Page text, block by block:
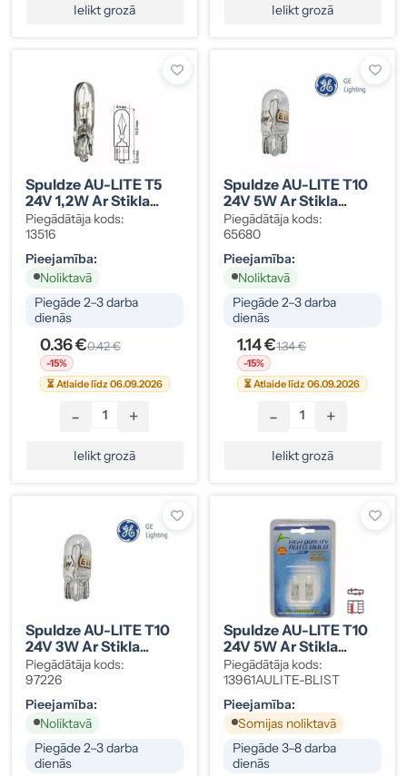
Ielikt grozā Ielikt grozā
Spuldze AU-LITE T5
24V 1,2W Ar Stikla
Cokolu
Piegādātāja kods:
13516
Pieejamība:
Noliktavā
Piegāde 2–3 darba
dienās
0.36 €0.42 €
-15%
⏳ Atlaide līdz 06.09.2026
- +
Ielikt grozā
Spuldze AU-LITE T10
24V 5W Ar Stikla
Cokolu
Piegādātāja kods:
65680
Pieejamība:
Noliktavā
Piegāde 2–3 darba
dienās
1.14 €1.34 €
-15%
⏳ Atlaide līdz 06.09.2026
- +
Ielikt grozā
Spuldze AU-LITE T10
24V 3W Ar Stikla
Cokolu
Piegādātāja kods:
97226
Pieejamība:
Noliktavā
Piegāde 2–3 darba
dienās
Spuldze AU-LITE T10
24V 5W Ar Stikla
Cokolu
Piegādātāja kods:
13961AULITE-BLIST
Pieejamība:
Somijas noliktavā
Piegāde 3–8 darba
dienās